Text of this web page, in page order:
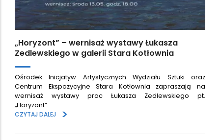
„Horyzont” – wernisaż wystawy Łukasza
Zedlewskiego w galerii Stara Kotłownia
Ośrodek Inicjatyw Artystycznych Wydziału Sztuki oraz
Centrum Ekspozycyjne Stara Kotłownia zapraszają na
wernisaż wystawy prac Łukasza Zedlewskiego pt.
„Horyzont”.
CZYTAJ DALEJ
>